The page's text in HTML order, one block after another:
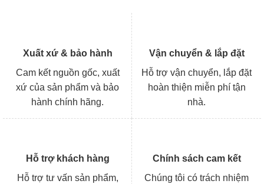
Xuất xứ & bảo hành
Cam kết nguồn gốc, xuất
xứ của sản phẩm và bảo
hành chính hãng.
Vận chuyển & lắp đặt
Hỗ trợ vận chuyển, lắp đặt
hoàn thiện miễn phí tận
nhà.
Hỗ trợ khách hàng
Hỗ trợ tư vấn sản phẩm,
Chính sách cam kết
Chúng tôi có trách nhiệm